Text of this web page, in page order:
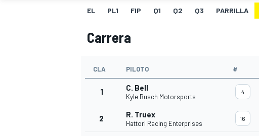
EL PL1 FIP Q1 Q2 Q3 PARRILLA
Carrera
CLA PILOTO #
1 C. Bell
Kyle Busch Motorsports
4
2 R. Truex
Hattori Racing Enterprises
16